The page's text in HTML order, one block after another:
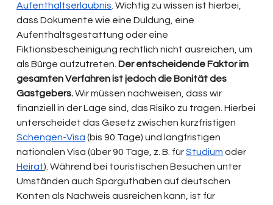
Aufenthaltserlaubnis . Wichtig zu wissen ist hierbei,
dass Dokumente wie eine Duldung, eine
Aufenthaltsgestattung oder eine
Fiktionsbescheinigung rechtlich nicht ausreichen, um
als Bürge aufzutreten. Der entscheidende Faktor im
gesamten Verfahren ist jedoch die Bonität des
Gastgebers. Wir müssen nachweisen, dass wir
finanziell in der Lage sind, das Risiko zu tragen. Hierbei
unterscheidet das Gesetz zwischen kurzfristigen
Schengen-Visa (bis 90 Tage) und langfristigen
nationalen Visa (über 90 Tage, z. B. für Studium oder
Heirat). Während bei touristischen Besuchen unter
Umständen auch Sparguthaben auf deutschen
Konten als Nachweis ausreichen kann, ist für